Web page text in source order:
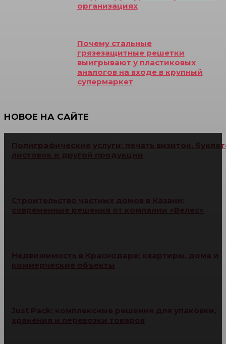
организациях
Почему стальные
грязезащитные решетки
выигрывают у пластиковых
аналогов на входе в крупный
супермаркет
НОВОЕ НА САЙТЕ
Полиграфические услуги: печать визиток,
листовок и другой продукции
Строительство частных домов в Казани:
современные решения от компании «Велес»
Недвижимость в Краснодаре: квартиры, дома и
коммерческие объекты
Just Pack: комплексные решения для упаковки,
хранения и перевозки товаров